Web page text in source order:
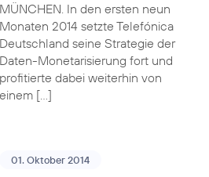
MÜNCHEN. In den ersten neun
Monaten 2014 setzte Telefónica
Deutschland seine Strategie der
Daten-Monetarisierung fort und
profitierte dabei weiterhin von
einem […]
01. Oktober 2014